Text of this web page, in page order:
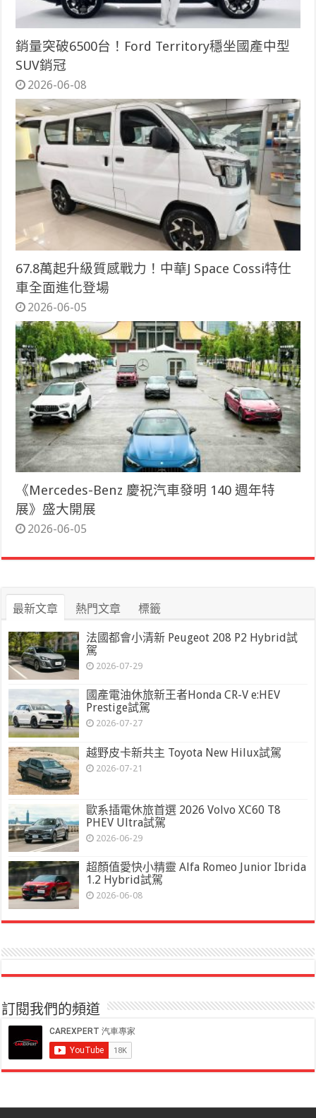
銷量突破6500台！Ford Territory穩坐國產中型
SUV銷冠
2026-06-08
67.8萬起升級質感戰力！中華J Space Cossi特仕
車全面進化登場
2026-06-05
《Mercedes-Benz 慶祝汽車發明 140 週年特
展》盛大開展
2026-06-05
最新文章 熱門文章 標籤
法國都會小清新 Peugeot 208 P2 Hybrid試
駕
2026-07-29
國產電油休旅新王者Honda CR-V e:HEV
Prestige試駕
2026-07-27
越野皮卡新共主 Toyota New Hilux試駕
2026-07-21
歐系插電休旅首選 2026 Volvo XC60 T8
PHEV Ultra試駕
2026-06-29
超顏值愛快小精靈 Alfa Romeo Junior Ibrida
1.2 Hybrid試駕
2026-06-08
訂閱我們的頻道